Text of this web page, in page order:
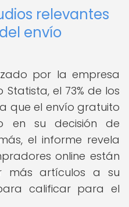
relevantes
envío
por la empresa
el 73% de los
que el envío gratuito
en su decisión de
el informe revela
online están
más artículos a su
calificar para el